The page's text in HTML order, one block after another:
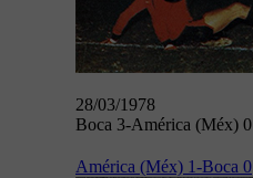
28/03/1978
Boca 3-América (Méx) 0
América (Méx) 1-Boca 0